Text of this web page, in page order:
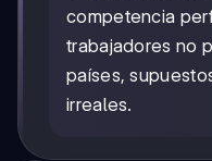
competencia
trabajadores no
países,
irreales.